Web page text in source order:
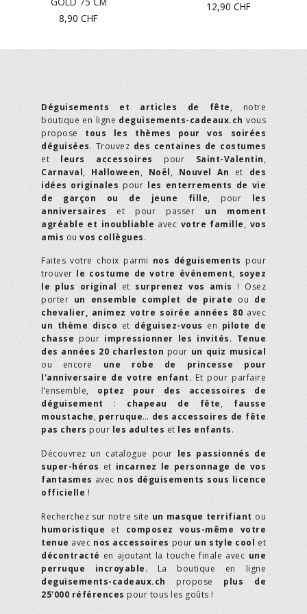
8,90 CHF
12,90 CHF
Déguisements et articles de fête, notre
boutique en ligne deguisements-cadeaux.ch vous
propose tous les thèmes pour vos soirées
déguisées. Trouvez des centaines de costumes
et leurs accessoires pour Saint-Valentin,
Carnaval, Halloween, Noël, Nouvel An et des
idées originales pour les enterrements de vie
de garçon ou de jeune fille, pour les
anniversaires et pour passer un moment
agréable et inoubliable avec votre famille, vos
amis ou vos collègues.
Faites votre choix parmi nos déguisements pour
trouver le costume de votre événement, soyez
le plus original et surprenez vos amis ! Osez
porter un ensemble complet de pirate ou de
chevalier, animez votre soirée années 80 avec
un thème disco et déguisez-vous en pilote de
chasse pour impressionner les invités. Tenue
des années 20 charleston pour un quiz musical
ou encore une robe de princesse pour
l'anniversaire de votre enfant. Et pour parfaire
l’ensemble, optez pour des accessoires de
déguisement : chapeau de fête, fausse
moustache, perruque… des accessoires de fête
pas chers pour les adultes et les enfants.
Découvrez un catalogue pour les passionnés de
super-héros et incarnez le personnage de vos
fantasmes avec nos déguisements sous licence
officielle !
Recherchez sur notre site un masque terrifiant ou
humoristique et composez vous-même votre
tenue avec nos accessoires pour un style cool et
décontracté en ajoutant la touche finale avec une
perruque incroyable. La boutique en ligne
deguisements-cadeaux.ch propose plus de
25'000 références pour tous les goûts !